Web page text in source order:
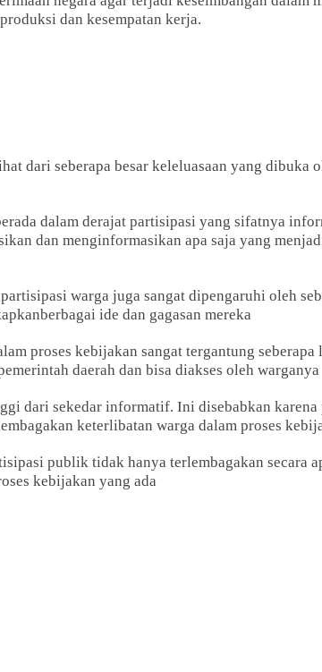
dan kesempatan kerja.
dari seberapa besar keleluasaan yang dibuka
dalam derajat partisipasi yang sifatnya
dan menginformasikan apa saja yang
warga juga sangat dipengaruhi oleh
ide dan gagasan mereka
proses kebijakan sangat tergantung seberapa
daerah dan bisa diakses oleh warganya
dari sekedar informatif. Ini disebabkan karena
keterlibatan warga dalam proses
publik tidak hanya terlembagakan secara
kebijakan yang ada